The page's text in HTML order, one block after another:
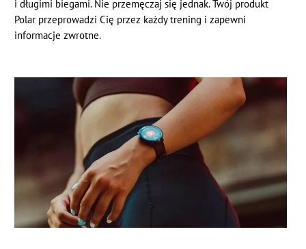
i długimi biegami. Nie przemęczaj się jednak. Twój produkt
Polar przeprowadzi Cię przez każdy trening i zapewni
informacje zwrotne.